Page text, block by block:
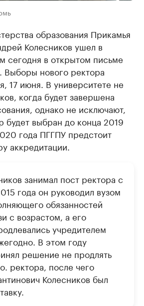
образования Прикамья
Колесников ушел в
сегодня в открытом письме
Выборы нового ректора
17 июня. В университете не
когда будет завершена
однако не исключают,
будет выбран до конца 2019
года ПГГПУ предстоит
аккредитации.
занимал пост ректора с
года он руководил вузом
обязанностей
с возрастом, а его
учредителем
В этом году
решение не продлять
ректора, после чего
Колесников был